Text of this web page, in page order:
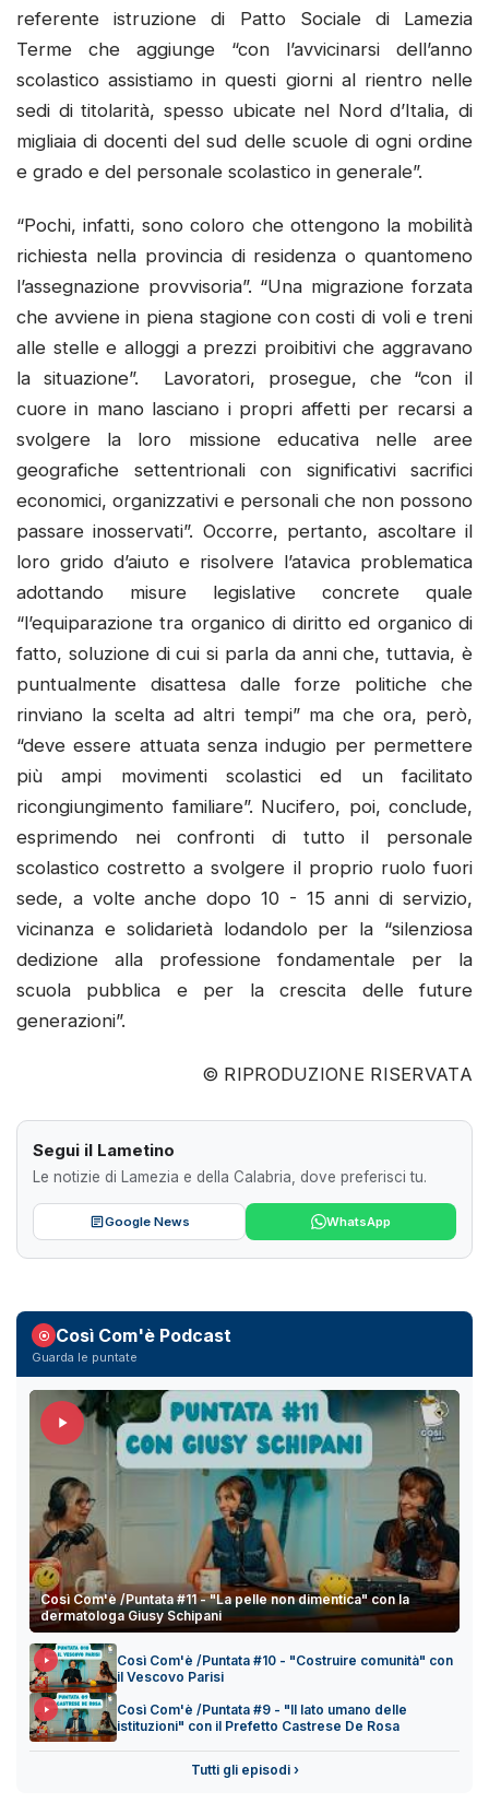
referente istruzione di Patto Sociale di Lamezia
Terme che aggiunge “con l’avvicinarsi dell’anno
scolastico assistiamo in questi giorni al rientro nelle
sedi di titolarità, spesso ubicate nel Nord d’Italia, di
migliaia di docenti del sud delle scuole di ogni ordine
e grado e del personale scolastico in generale”.
“Pochi, infatti, sono coloro che ottengono la mobilità
richiesta nella provincia di residenza o quantomeno
l’assegnazione provvisoria”. “Una migrazione forzata
che avviene in piena stagione con costi di voli e treni
alle stelle e alloggi a prezzi proibitivi che aggravano
la situazione”. Lavoratori, prosegue, che “con il
cuore in mano lasciano i propri affetti per recarsi a
svolgere la loro missione educativa nelle aree
geografiche settentrionali con significativi sacrifici
economici, organizzativi e personali che non possono
passare inosservati”. Occorre, pertanto, ascoltare il
loro grido d’aiuto e risolvere l’atavica problematica
adottando misure legislative concrete quale
“l’equiparazione tra organico di diritto ed organico di
fatto, soluzione di cui si parla da anni che, tuttavia, è
puntualmente disattesa dalle forze politiche che
rinviano la scelta ad altri tempi” ma che ora, però,
“deve essere attuata senza indugio per permettere
più ampi movimenti scolastici ed un facilitato
ricongiungimento familiare”. Nucifero, poi, conclude,
esprimendo nei confronti di tutto il personale
scolastico costretto a svolgere il proprio ruolo fuori
sede, a volte anche dopo 10 - 15 anni di servizio,
vicinanza e solidarietà lodandolo per la “silenziosa
dedizione alla professione fondamentale per la
scuola pubblica e per la crescita delle future
generazioni”.
© RIPRODUZIONE RISERVATA
Segui il Lametino
Le notizie di Lamezia e della Calabria, dove preferisci tu.
Google News WhatsApp
Così Com'è Podcast
Guarda le puntate
Così Com'è /Puntata #11 - "La pelle non dimentica" con la
dermatologa Giusy Schipani
Così Com'è /Puntata #10 - "Costruire comunità" con
il Vescovo Parisi
Così Com'è /Puntata #9 - "Il lato umano delle
istituzioni" con il Prefetto Castrese De Rosa
Tutti gli episodi ›